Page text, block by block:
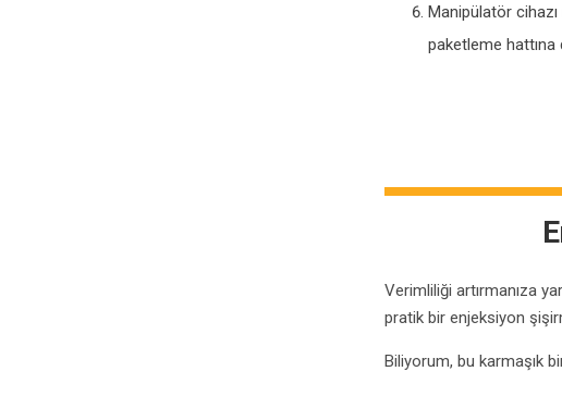
Manipülatör
paketleme hattına
Verimliliği artırmanıza
pratik bir enjeksiyon
Biliyorum, bu karmaşık